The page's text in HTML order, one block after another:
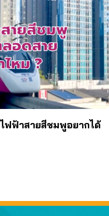
ฟฟ้าสายสีชมพูอยากได้